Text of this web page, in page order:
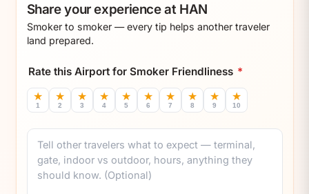
Share your experience at HAN
Smoker to smoker — every tip helps another traveler
land prepared.
Rate this Airport for Smoker Friendliness *
★
1
★
2
★
3
★
4
★
5
★
6
★
7
★
8
★
9
★
10
Comment